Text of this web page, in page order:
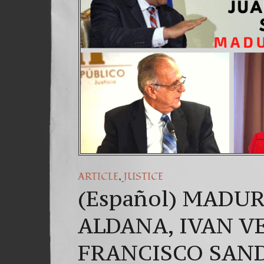
Dr.
ARTICLE, JUSTICE
(Español)
ALDANA, IVAN
FRANCISCO